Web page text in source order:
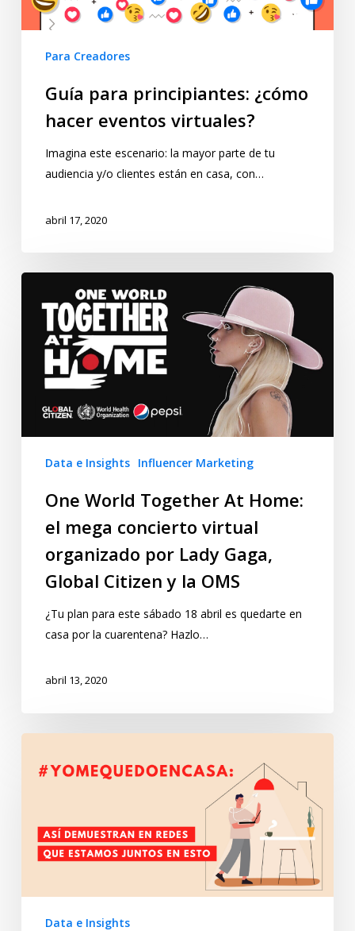
Para Creadores
Guía para principiantes: ¿cómo
hacer eventos virtuales?
Imagina este escenario: la mayor parte de tu
audiencia y/o clientes están en casa, con…
abril 17, 2020
Data e Insights Influencer Marketing
One World Together At Home:
el mega concierto virtual
organizado por Lady Gaga,
Global Citizen y la OMS
¿Tu plan para este sábado 18 abril es quedarte en
casa por la cuarentena? Hazlo…
abril 13, 2020
Data e Insights